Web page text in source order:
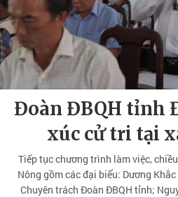
Đoàn ĐBQH tỉnh
xúc cử tri tại
Tiếp tục chương trình làm việc,
Nông gồm các đại biểu: Dương
Chuyên trách Đoàn ĐBQH tỉnh;